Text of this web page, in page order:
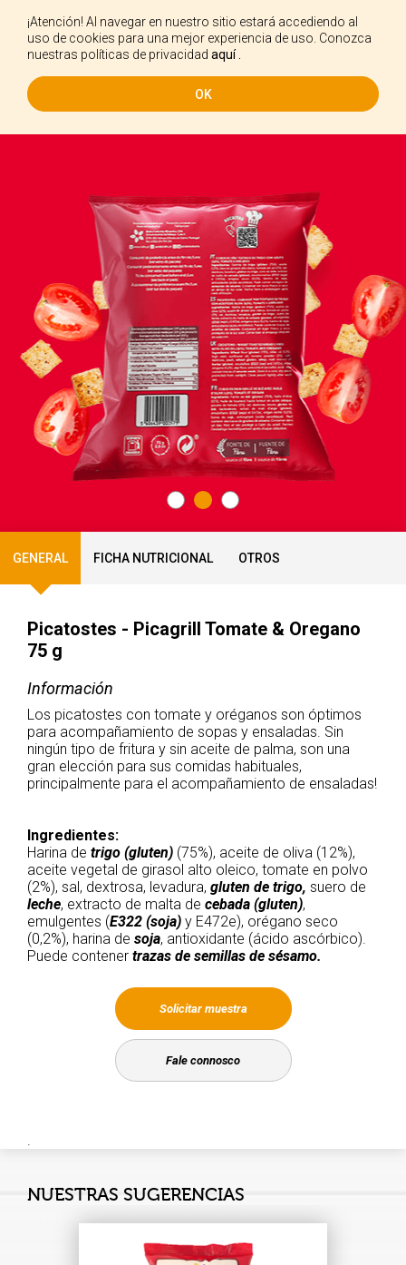
¡Atención! Al navegar en nuestro sitio estará accediendo al
uso de cookies para una mejor experiencia de uso. Conozca
nuestras políticas de privacidad aquí .
OK
ES
GENERAL FICHA NUTRICIONAL OTROS
Picatostes - Picagrill Tomate & Oregano
75 g
Información
Los picatostes con tomate y oréganos son óptimos
para acompañamiento de sopas y ensaladas. Sin
ningún tipo de fritura y sin aceite de palma, son una
gran elección para sus comidas habituales,
principalmente para el acompañamiento de ensaladas!
Ingredientes:
Harina de trigo (gluten) (75%), aceite de oliva (12%),
aceite vegetal de girasol alto oleico, tomate en polvo
(2%), sal, dextrosa, levadura, gluten de trigo, suero de
leche, extracto de malta de cebada (gluten),
emulgentes (E322 (soja) y E472e), orégano seco
(0,2%), harina de soja, antioxidante (ácido ascórbico).
Puede contener trazas de semillas de sésamo.
Solicitar muestra
Fale connosco
.
NUESTRAS SUGERENCIAS